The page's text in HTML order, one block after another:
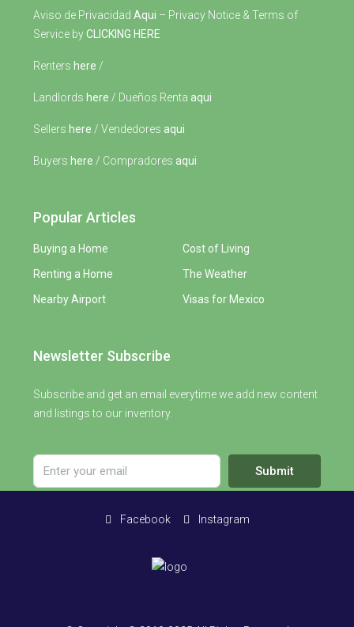
Aviso de Privacidad Aqui – Privacy Notice & Terms of
Service byCLICKING HERE
Renters here /
Landlords here / Dueños Renta aqui
Sellers here / Vendedores aqui
Buyers here / Compradores aqui
Popular Articles
Buying a Home
Renting a Home
Nearby Airport
Cost of Living
The Weather
Visas for Mexico
Newsletter Subscribe
Subscribe and get an email everytime we add new content
and listings to our inventory.
Submit
Facebook Instagram